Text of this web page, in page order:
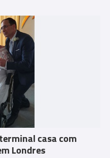
casa com
Londres